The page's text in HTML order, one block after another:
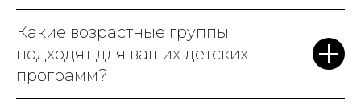
Какие возрастные группы
подходят для ваших детских
программ?